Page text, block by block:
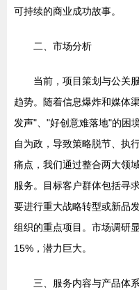
可持续的商业成功故事。
二、市场分析
当前，项目策划与公关
趋势。随着信息爆炸和媒体
发声"、"好创意难落地"的困
自为政，导致策略脱节、执
痛点，我们通过整合两大领
服务。目标客户群体包括寻
要进行重大战略转型或新品
组织的重点项目。市场调研
15%，潜力巨大。
三、服务内容与产品体